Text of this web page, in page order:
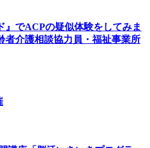
』でACPの疑似体験をしてみま
者介護相談協力員・福祉事業所